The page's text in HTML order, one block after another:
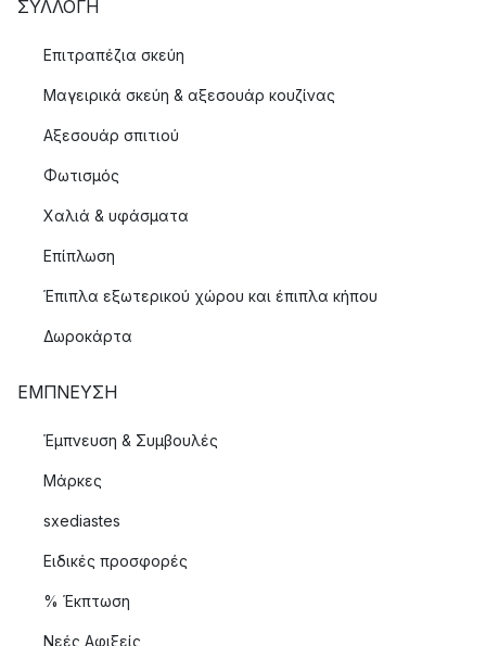
ΣΥΛΛΟΓΉ
Επιτραπέζια σκεύη
Μαγειρικά σκεύη & αξεσουάρ κουζίνας
Αξεσουάρ σπιτιού
Φωτισμός
Χαλιά & υφάσματα
Επίπλωση
Έπιπλα εξωτερικού χώρου και έπιπλα κήπου
Δωροκάρτα
ΈΜΠΝΕΥΣΗ
Έμπνευση & Συμβουλές
Μάρκες
sxediastes
Ειδικές προσφορές
% Έκπτωση
Νεές Αφιξείς